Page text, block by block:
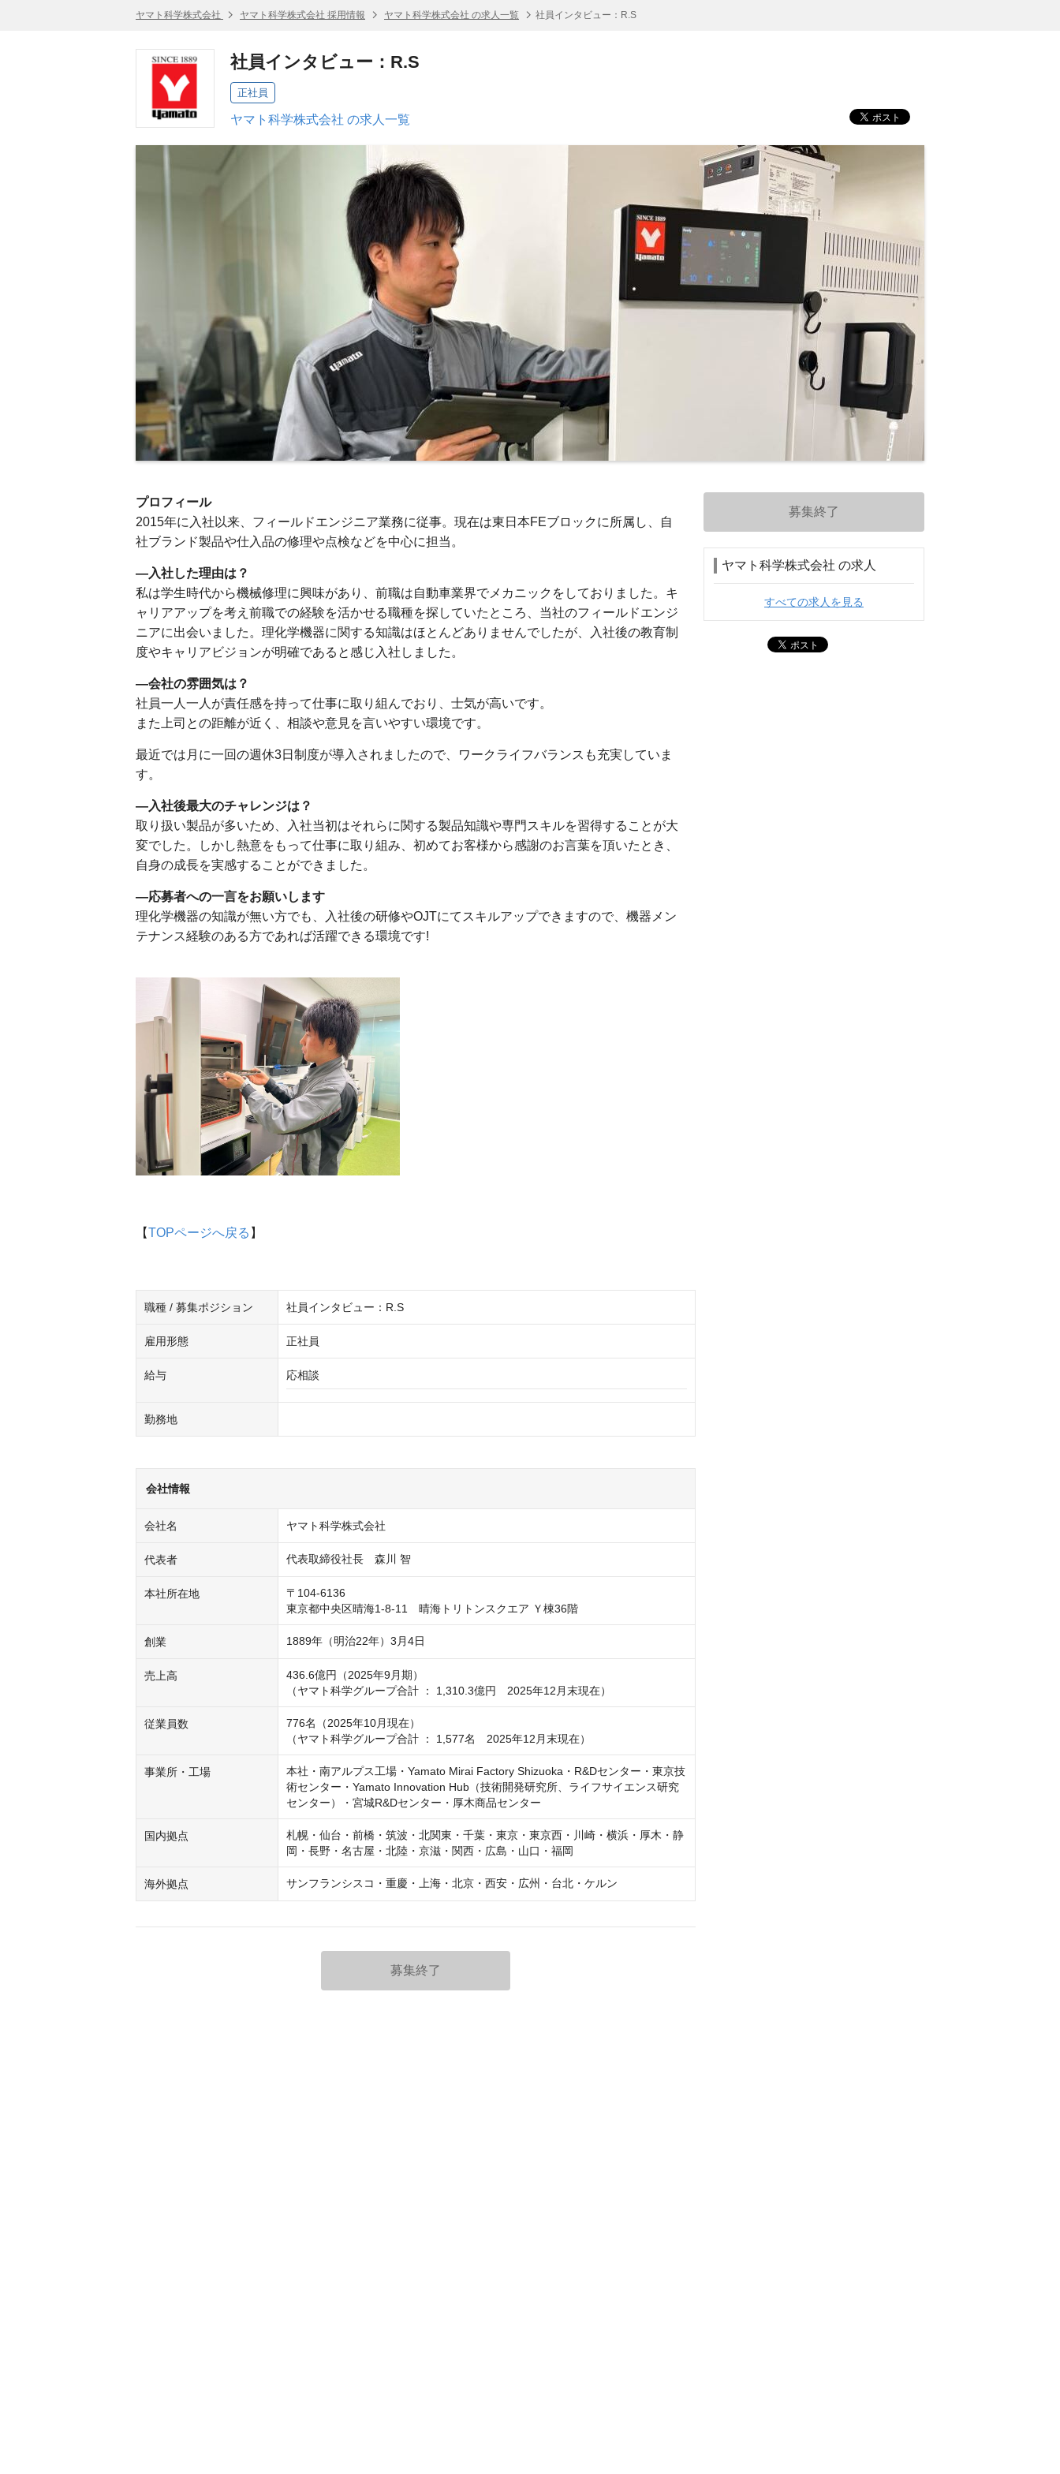
ヤマト科学株式会社 ヤマト科学株式会社 採用情報 ヤマト科学株式会社 の求人一覧 社員インタビュー：R.S
社員インタビュー：R.S
正社員
ヤマト科学株式会社 の求人一覧
プロフィール
2015年に入社以来、フィールドエンジニア業務に従事。現在は東日本FEブロックに所属し、自
社ブランド製品や仕入品の修理や点検などを中心に担当。
―入社した理由は？
私は学生時代から機械修理に興味があり、前職は⾃動⾞業界でメカニックをしておりました。キ
ャリアアップを考え前職での経験を活かせる職種を探していたところ、当社のフィールドエンジ
ニアに出会いました。理化学機器に関する知識はほとんどありませんでしたが、⼊社後の教育制
度やキャリアビジョンが明確であると感じ⼊社しました。
―会社の雰囲気は？
社員⼀⼈⼀⼈が責任感を持って仕事に取り組んでおり、⼠気が⾼いです。
また上司との距離が近く、相談や意⾒を⾔いやすい環境です。
最近では月に一回の週休3日制度が導入されましたので、ワークライフバランスも充実していま
す。
―入社後最大のチャレンジは？
取り扱い製品が多いため、⼊社当初はそれらに関する製品知識や専門スキルを習得することが⼤
変でした。しかし熱意をもって仕事に取り組み、初めてお客様から感謝のお⾔葉を頂いたとき、
⾃⾝の成⻑を実感することができました。
―応募者への一言をお願いします
理化学機器の知識が無い方でも、入社後の研修やOJTにてスキルアップできますので、機器メン
テナンス経験のある方であれば活躍できる環境です!
【TOPページへ戻る 】
職種 / 募集ポジション 社員インタビュー：R.S
雇用形態 正社員
給与 応相談
勤務地
会社情報
会社名 ヤマト科学株式会社
代表者 代表取締役社長　森川 智
本社所在地
〒104-6136
東京都中央区晴海1-8-11　晴海トリトンスクエア Ｙ棟36階
創業 1889年（明治22年）3月4日
売上高
436.6億円（2025年9月期）
（ヤマト科学グループ合計 ： 1,310.3億円　2025年12月末現在）
従業員数
776名（2025年10月現在）
（ヤマト科学グループ合計 ： 1,577名　2025年12月末現在）
事業所・工場
本社・南アルプス工場・Yamato Mirai Factory Shizuoka・R&Dセンター・東京技
術センター・Yamato Innovation Hub（技術開発研究所、ライフサイエンス研究
センター）・宮城R&Dセンター・厚木商品センター
国内拠点
札幌・仙台・前橋・筑波・北関東・千葉・東京・東京西・川崎・横浜・厚木・静
岡・長野・名古屋・北陸・京滋・関西・広島・山口・福岡
海外拠点 サンフランシスコ・重慶・上海・北京・西安・広州・台北・ケルン
募集終了
募集終了
ヤマト科学株式会社 の求人
すべての求人を見る